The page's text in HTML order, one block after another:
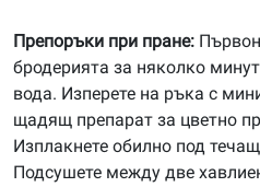
Препоръки при пране:
бродерията за няколко
вода. Изперете на ръка с
щадящ препарат за цветно
Изплакнете обилно под
Подсушете между две